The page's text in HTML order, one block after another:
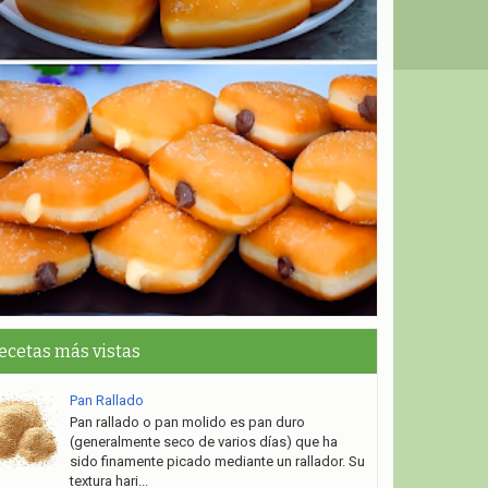
más vistas
Pan Rallado
Pan rallado o pan molido es pan duro
(generalmente seco de varios días) que ha
sido finamente picado mediante un rallador. Su
textura hari...